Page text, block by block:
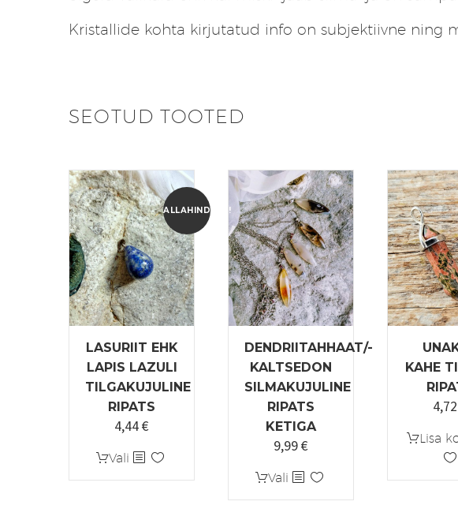
Kristallide kohta kirjutatud info on subjektiivne ning
SEOTUD TOOTED
ALLAHINDLUS!
LASURIIT EHK
LAPIS LAZULI
TILGAKUJULINE
RIPATS
Algne
oli:
5,55 €.
4,44€Praegune
on:
4,44 €.
Vali Sellel
tootel
DENDRIITAHHAAT/-
KALTSEDON
SILMAKUJULINE
RIPATS
KETIGA
9,99€
Vali Sellel
tootel
KAHE
oli:
4,72
Lisa